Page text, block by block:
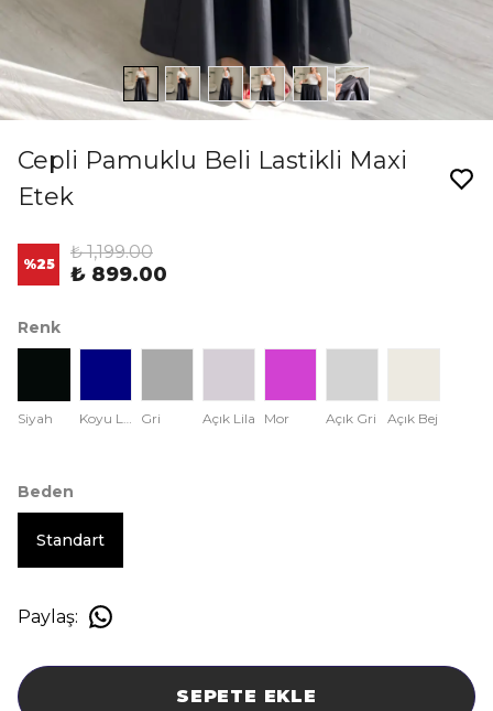
Cepli Pamuklu Beli Lastikli Maxi
Etek
%25
₺ 1,199.00
₺ 899.00
Renk
Siyah Koyu Lacivert Gri Açık Lila Mor Açık Gri Açık Bej
Beden
Standart
Paylaş:
SEPETE EKLE